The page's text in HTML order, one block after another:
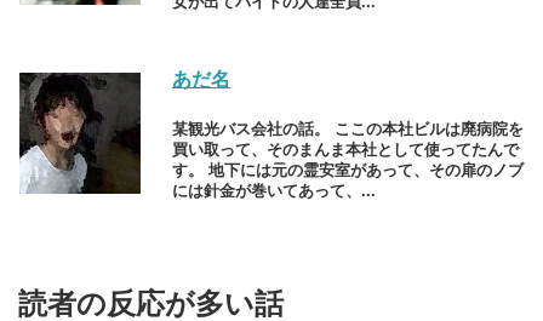
あだ名
某観光バス会社の話。 ここの本社ビルは廃病院を
買い取って、そのまんま本社として使ってたんで
す。 地下には元の霊安室があって、その扉のノブ
には針金が巻いてあって、...
読者の反応が多い話